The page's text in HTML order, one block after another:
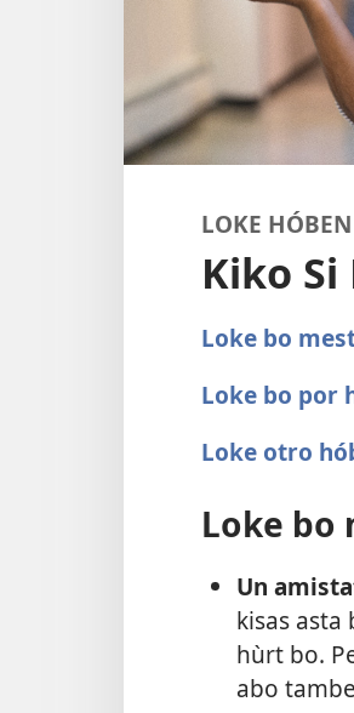
LOKE
Kiko
Loke bo
Loke bo por
Loke otro
Loke bo
Un
kisas asta
hùrt bo.
abo